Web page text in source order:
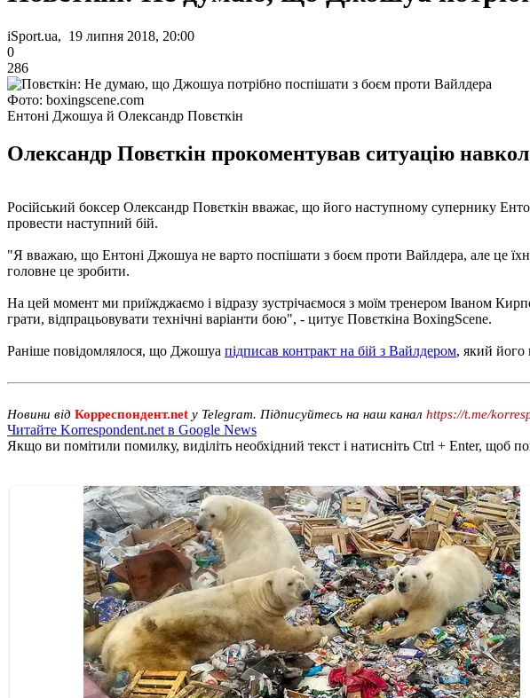
iSport.ua, 19 липня 2018, 20:00
0
286
Фото: boxingscene.com
Ентоні Джошуа й Олександр Повєткін
Олександр Повєткін прокоментував ситуацію
Російський боксер Олександр Повєткін вважає, що його наступному супернику
провести наступний бій.
"Я вважаю, що Ентоні Джошуа не варто поспішати з боєм проти Вайлдера, але це
головне це зробити.
На цей момент ми приїжджаємо і відразу зустрічаємося з моїм тренером Іваном
грати, відпрацьовувати технічні варіанти бою", - цитує Повєткіна BoxingScene.
Раніше повідомлялося, що Джошуа підписав контракт на бій з Вайлдером, який його
Новини від Корреспондент.net у Telegram. Підписуйтесь на наш канал https://t.me/
Читайте Korrespondent.net в Google News
Якщо ви помітили помилку, виділіть необхідний текст і натисніть Ctrl + Enter, щоб